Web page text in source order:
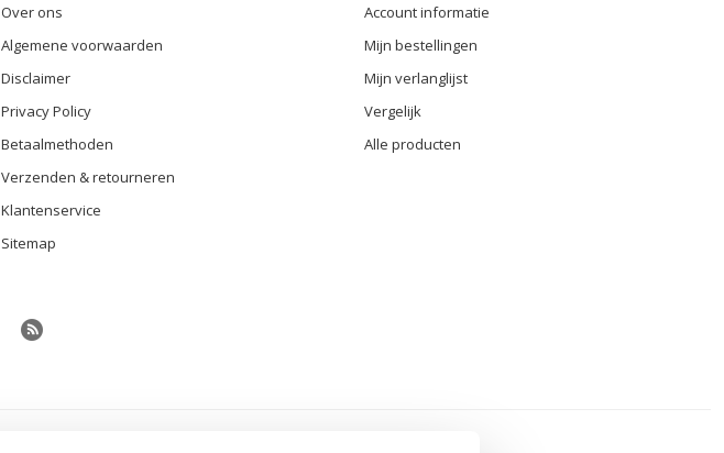
Over ons
Algemene voorwaarden
Disclaimer
Privacy Policy
Betaalmethoden
Verzenden & retourneren
Klantenservice
Sitemap
Account informatie
Mijn bestellingen
Mijn verlanglijst
Vergelijk
Alle producten